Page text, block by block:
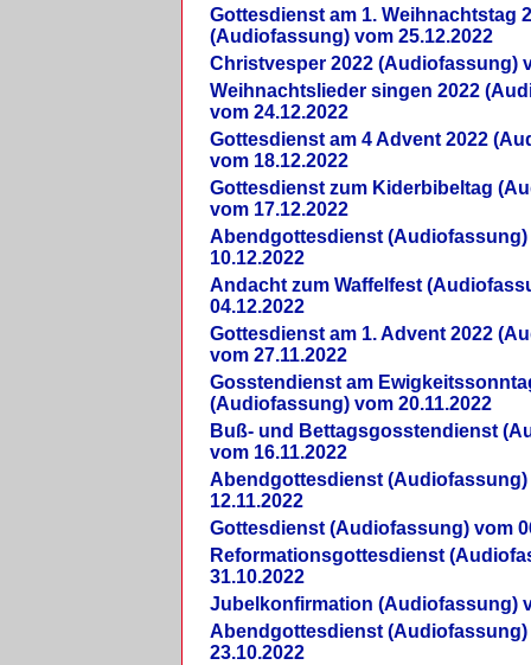
Gottesdienst am 1. Weihnachtstag
(Audiofassung) vom 25.12.2022
Christvesper 2022 (Audiofassung)
Weihnachtslieder singen 2022
vom 24.12.2022
Gottesdienst am 4 Advent 2022
vom 18.12.2022
Gottesdienst zum Kiderbibeltag
vom 17.12.2022
Abendgottesdienst (Audiofassung)
10.12.2022
Andacht zum Waffelfest
04.12.2022
Gottesdienst am 1. Advent 2022
vom 27.11.2022
Gosstendienst am
(Audiofassung) vom 20.11.2022
Buß- und Bettagsgosstendienst
vom 16.11.2022
Abendgottesdienst (Audiofassung)
12.11.2022
Gottesdienst (Audiofassung) vom
Reformationsgottesdienst
31.10.2022
Jubelkonfirmation (Audiofassung)
Abendgottesdienst (Audiofassung)
23.10.2022